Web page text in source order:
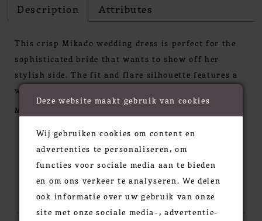
Description Attributes
This crisp Mikado wedding dress is perfect for the
sophisticated bride that wants to show off her
stylish side. The fit and flare silhouette features a
wide off the shoulder cuffed neckline. Pleating
softly follows the natural curve of the bodice to
buttons float down to the end of the chapel length
train for the finishing touch.
MORE
RELATED PRODUCTS
Deze website maakt gebruik van cookies
Wij gebruiken cookies om content en
advertenties te personaliseren, om
functies voor sociale media aan te bieden
en om ons verkeer te analyseren. We delen
ook informatie over uw gebruik van onze
site met onze sociale media-, advertentie-